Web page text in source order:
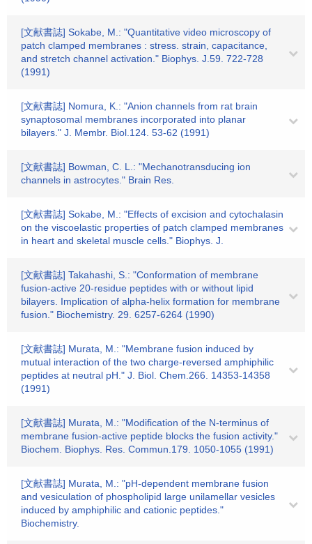
[文献書誌] Sokabe, M.: "Quantitative video microscopy of
patch clamped membranes : stress. strain, capacitance,
and stretch channel activation." Biophys. J.59. 722-728
(1991)
[文献書誌] Nomura, K.: "Anion channels from rat brain
synaptosomal membranes incorporated into planar
bilayers." J. Membr. Biol.124. 53-62 (1991)
[文献書誌] Bowman, C. L.: "Mechanotransducing ion
channels in astrocytes." Brain Res.
[文献書誌] Sokabe, M.: "Effects of excision and cytochalasin
on the viscoelastic properties of patch clamped membranes
in heart and skeletal muscle cells." Biophys. J.
[文献書誌] Takahashi, S.: "Conformation of membrane
fusion-active 20-residue peptides with or without lipid
bilayers. Implication of alpha-helix formation for membrane
fusion." Biochemistry. 29. 6257-6264 (1990)
[文献書誌] Murata, M.: "Membrane fusion induced by
mutual interaction of the two charge-reversed amphiphilic
peptides at neutral pH." J. Biol. Chem.266. 14353-14358
(1991)
[文献書誌] Murata, M.: "Modification of the N-terminus of
membrane fusion-active peptide blocks the fusion activity."
Biochem. Biophys. Res. Commun.179. 1050-1055 (1991)
[文献書誌] Murata, M.: "pH-dependent membrane fusion
and vesiculation of phospholipid large unilamellar vesicles
induced by amphiphilic and cationic peptides."
Biochemistry.